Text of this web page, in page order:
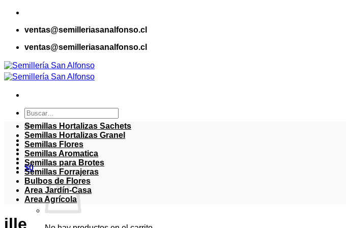
Saltar
contenidoventas@semilleriasanalfonso.cl
ventas@semilleriasanalfonso.cl
Buscar
por:
$0
Semillas Hortalizas Sachets
Semillas Hortalizas Granel
Semillas Flores
Semillas Aromatica
Semillas para Brotes
Semillas Forrajeras
Bulbos de Flores
Area Jardín-Casa
Area Agrícola
ille